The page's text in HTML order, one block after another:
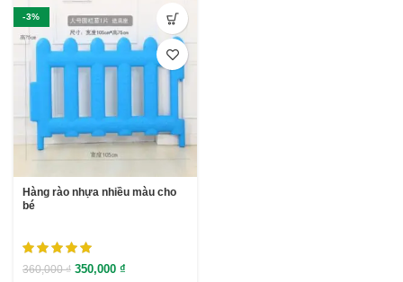
-3%
Hàng rào nhựa nhiều màu cho
bé
360,000₫ 350,000 ₫